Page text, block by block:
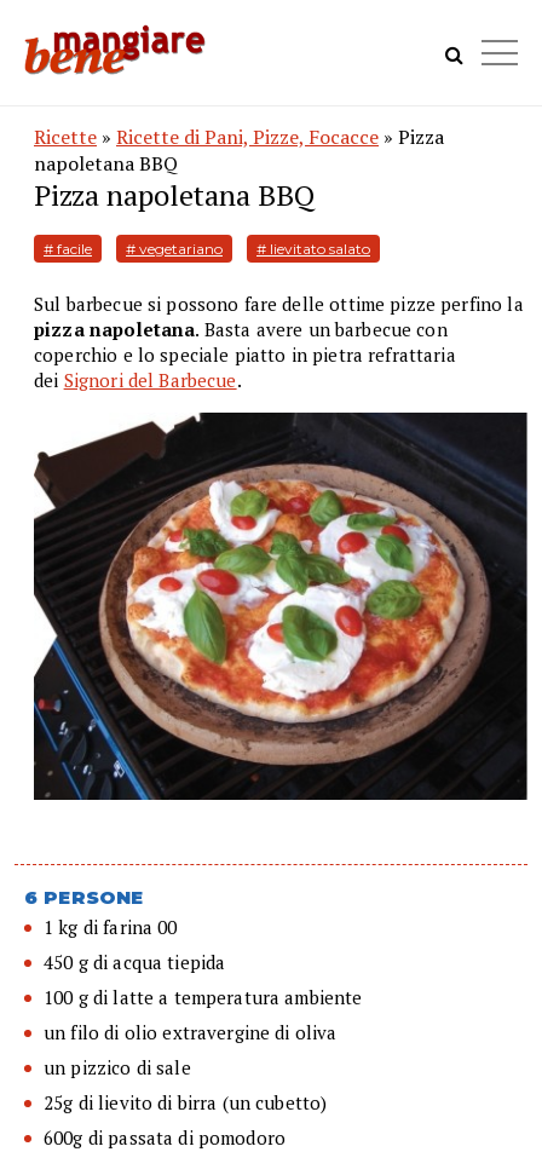
Ricette » Ricette di Pani, Pizze, Focacce » Pizza
napoletana BBQ
Pizza napoletana BBQ
# facile # vegetariano # lievitato salato
Sul barbecue si possono fare delle ottime pizze perfino la
pizza napoletana. Basta avere un barbecue con
coperchio e lo speciale piatto in pietra refrattaria
dei Signori del Barbecue.
6 PERSONE
1 kg di farina 00
450 g di acqua tiepida
100 g di latte a temperatura ambiente
un filo di olio extravergine di oliva
un pizzico di sale
25g di lievito di birra (un cubetto)
600g di passata di pomodoro